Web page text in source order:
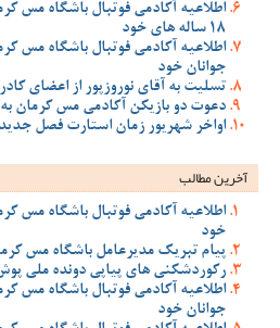
اطلاعیه آکادمی فوتبال باشگاه مس
18 ساله های خود
اطلاعیه آکادمی فوتبال باشگاه مس
جوانان خود
تسلیت به آقای نوروزپور از اعضای
دعوت دو بازیکن آکادمی مس کرمان به
اواخر شهریور زمان استارت فصل
آخرین مطالب
اطلاعیه آکادمی فوتبال باشگاه مس
خود
پیام تبریک مدیرعامل باشگاه مس
رکوردشکنی های پیاپی دونده ملی
اطلاعیه آکادمی فوتبال باشگاه مس
جوانان خود